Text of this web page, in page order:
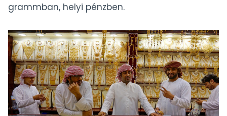
grammban, helyi pénzben.